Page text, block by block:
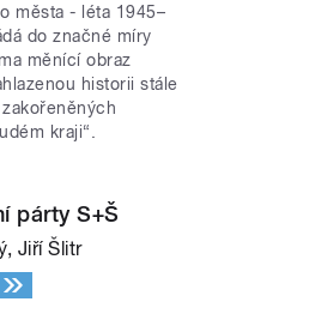
města - léta 1945–
do značné míry
měnící obraz
historii stále
kraji“.
párty S+Š
Jiří Šlitr